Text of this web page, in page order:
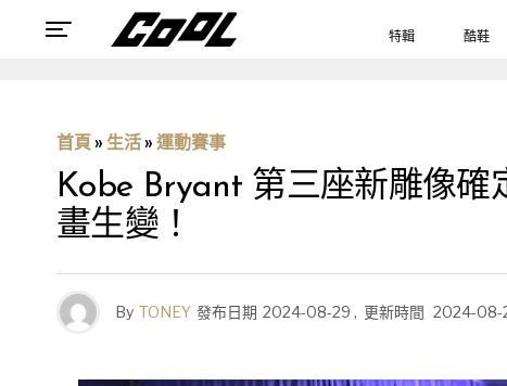
特輯 酷鞋
首頁 » 生活 » 運動賽事
Kobe Bryant 第三座新雕像
畫生變！
By TONEY 發布日期 2024-08-29 , 更新時間 2024-08-